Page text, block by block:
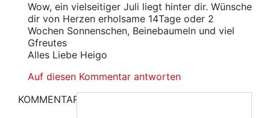
Wow, ein vielseitiger Juli liegt hinter dir. Wünsche
dir von Herzen erholsame 14Tage oder 2
Wochen Sonnenschen, Beinebaumeln und viel
Gfreutes
Alles Liebe Heigo
Auf diesen Kommentar antworten
KOMMENTAR